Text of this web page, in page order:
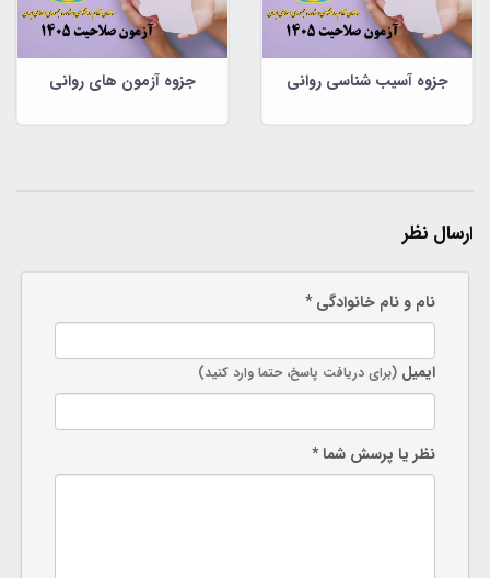
جزوه آسیب شناسی روانی جزوه آزمون های روانی
ارسال نظر
نام و نام خانوادگی *
ایمیل (برای دریافت پاسخ، حتما وارد کنید)
نظر یا پرسش شما *